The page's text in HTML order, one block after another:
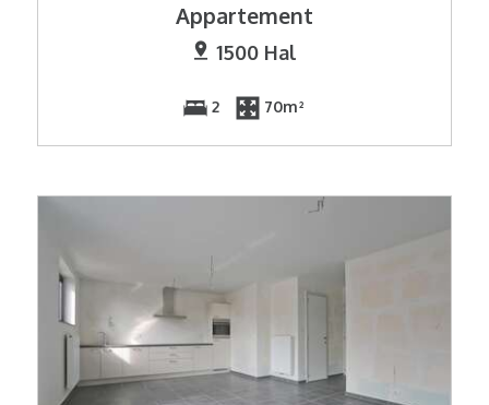
Appartement
1500 Hal
2 70m²